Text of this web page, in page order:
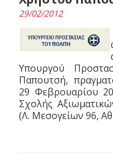
29/02/2012
Υπουργού
Παπουτσή,
29 Φεβρουαρίου
Σχολής
(Λ. Μεσογείων 96,